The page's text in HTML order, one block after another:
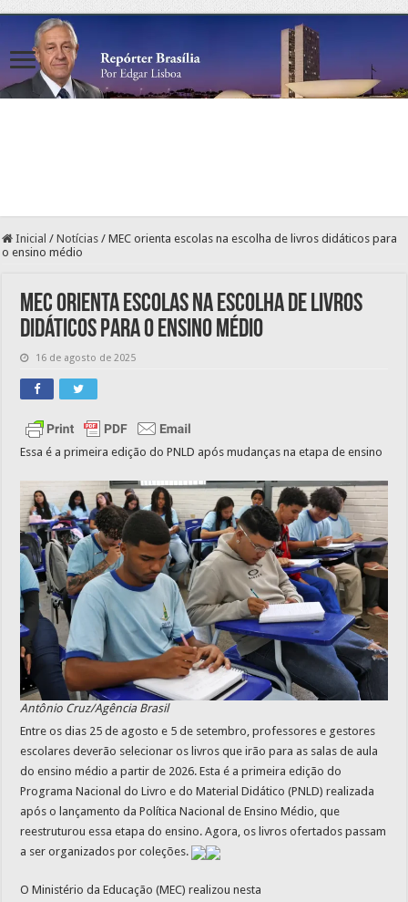
Inicial / Notícias / MEC orienta escolas na escolha de livros didáticos para
o ensino médio
MEC orienta escolas na escolha de livros
didáticos para o ensino médio
16 de agosto de 2025
Essa é a primeira edição do PNLD após mudanças na etapa de ensino
Antônio Cruz/Agência Brasil
Entre os dias 25 de agosto e 5 de setembro, professores e gestores
escolares deverão selecionar os livros que irão para as salas de aula
do ensino médio a partir de 2026. Esta é a primeira edição do
Programa Nacional do Livro e do Material Didático (PNLD) realizada
após o lançamento da Política Nacional de Ensino Médio, que
reestruturou essa etapa do ensino. Agora, os livros ofertados passam
a ser organizados por coleções.
O Ministério da Educação (MEC) realizou nesta